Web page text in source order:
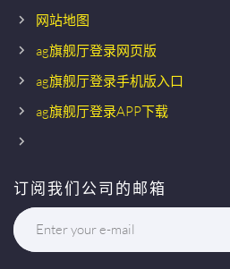
网站地图
ag旗舰厅登录网页版
ag旗舰厅登录手机版入口
ag旗舰厅登录APP下载
订阅我们公司的邮箱
Enter your e-mail